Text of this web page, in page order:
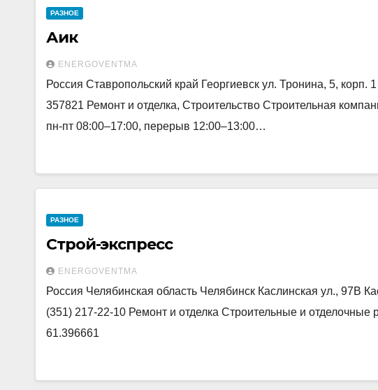
РАЗНОЕ
Аик
ENERGOVENTMA
Россия Ставропольский край Георгиевск ул. Тронина, 5, корп.
357821 Ремонт и отделка, Строительство Строительная
пн-пт 08:00–17:00, перерыв 12:00–13:00…
РАЗНОЕ
Строй-экспресс
ENERGOVENTMA
Россия Челябинская область Челябинск Каслинская ул., 97В
(351) 217-22-10 Ремонт и отделка Строительные и отделочные
61.396661